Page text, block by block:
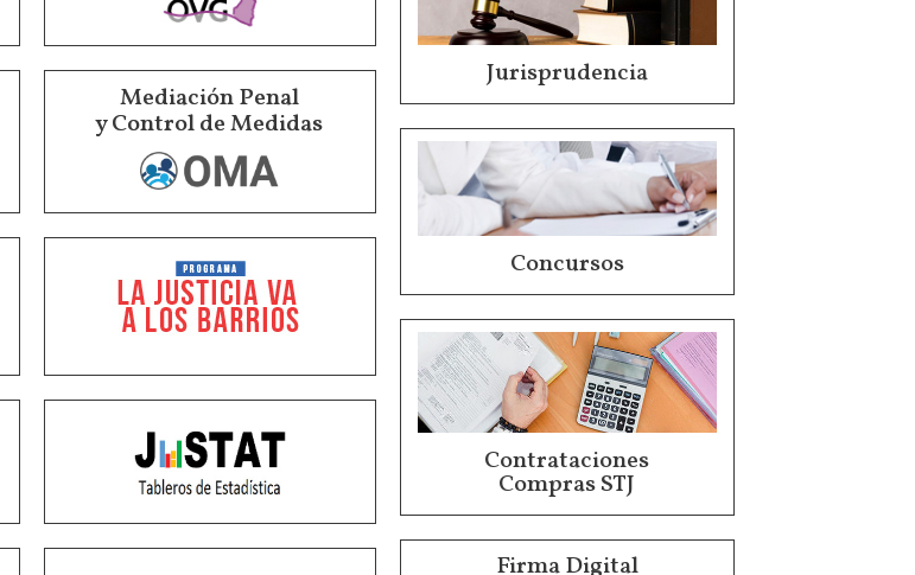
Mediación Penal
y Control de Medidas
Jurisprudencia
Concursos
Contrataciones
Compras STJ
Firma Digital